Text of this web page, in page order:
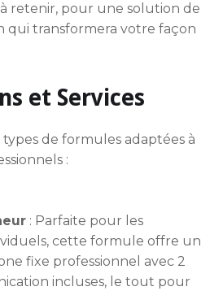
retenir, pour une solution de
qui transformera votre façon
et Services
de formules adaptées à
:
: Parfaite pour les
cette formule offre un
fixe professionnel avec 2
incluses, le tout pour